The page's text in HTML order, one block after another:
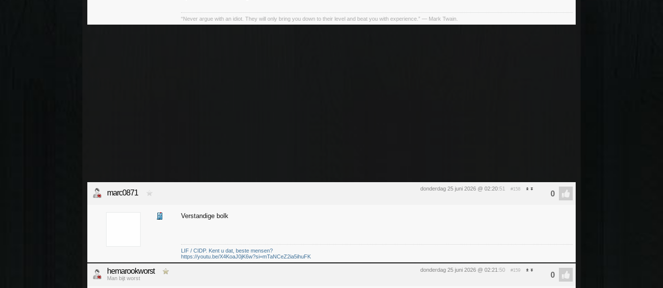
“Never argue with an idiot. They will only bring you down to their level and beat you with experience.” ― Mark Twain.
donderdag 25 juni 2026 @ 02:20:51 #158
marc0871
Verstandige bolk
LIF / CIDP. Kent u dat, beste mensen?
https://youtu.be/X4KoaJ0jK6w?si=mTaNCeZ2ia5ihuFK
donderdag 25 juni 2026 @ 02:21 :50 #159
hemarookworst
Man bijt worst